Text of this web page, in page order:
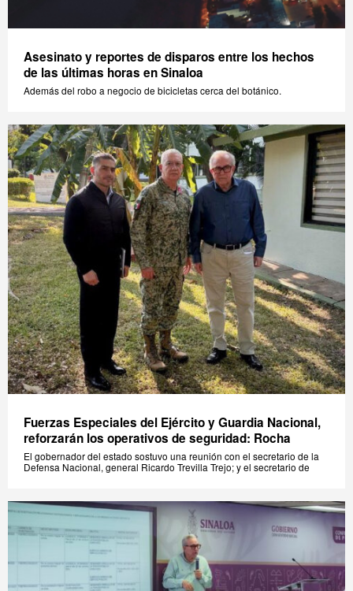
Asesinato y reportes de disparos entre los hechos
de las últimas horas en Sinaloa
Además del robo a negocio de bicicletas cerca del botánico.
Fuerzas Especiales del Ejército y Guardia Nacional,
reforzarán los operativos de seguridad: Rocha
El gobernador del estado sostuvo una reunión con el secretario de la
Defensa Nacional, general Ricardo Trevilla Trejo; y el secretario de